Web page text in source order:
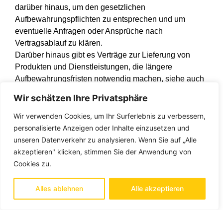
Wir schätzen Ihre Privatsphäre
Wir verwenden Cookies, um Ihr Surferlebnis zu verbessern,
personalisierte Anzeigen oder Inhalte einzusetzen und
unseren Datenverkehr zu analysieren. Wenn Sie auf „Alle
akzeptieren" klicken, stimmen Sie der Anwendung von
Cookies zu.
Alles ablehnen Alle akzeptieren
darüber hinaus, um den gesetzlichen
Aufbewahrungspflichten zu entsprechen und um
eventuelle Anfragen oder Ansprüche nach
Vertragsablauf zu klären.
Darüber hinaus gibt es Verträge zur Lieferung von
Produkten und Dienstleistungen, die längere
Aufbewahrungsfristen notwendig machen, siehe auch
Ansprüchen“.
Verwendung zur Prüfung von Ansprüchen
Daten, die nach unserem Ermessen notwendig sein
werden, um Ansprüche an uns zu prüfen, abzuwehren
oder um gegen Sie, uns oder Dritte eine strafrechtliche
Verfolgung einzuleiten oder Ansprüche vorzubringen,
können von uns so lange aufbewahrt werden, wie ein
entsprechendes Verfahren angestrengt werden könnte.